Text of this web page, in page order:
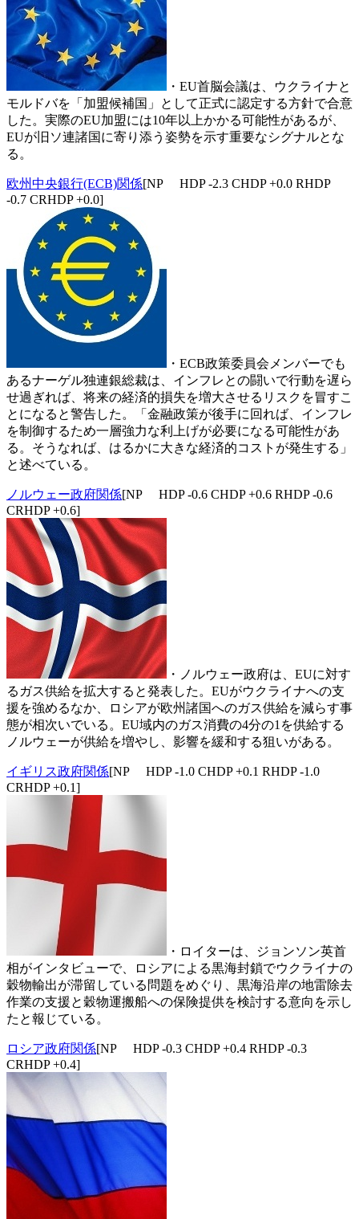
・EU首脳会議は、ウクライナと
モルドバを「加盟候補国」として正式に認定する方針で合意
した。実際のEU加盟には10年以上かかる可能性があるが、
EUが旧ソ連諸国に寄り添う姿勢を示す重要なシグナルとな
る。
欧州中央銀行(ECB)関係[NP HDP -2.3 CHDP +0.0 RHDP
-0.7 CRHDP +0.0]
・ECB政策委員会メンバーでも
あるナーゲル独連銀総裁は、インフレとの闘いで行動を遅ら
せ過ぎれば、将来の経済的損失を増大させるリスクを冒すこ
とになると警告した。「金融政策が後手に回れば、インフレ
を制御するため一層強力な利上げが必要になる可能性があ
る。そうなれば、はるかに大きな経済的コストが発生する」
と述べている。
ノルウェー政府関係[NP HDP -0.6 CHDP +0.6 RHDP -0.6
CRHDP +0.6]
・ノルウェー政府は、EUに対す
るガス供給を拡大すると発表した。EUがウクライナへの支
援を強めるなか、ロシアが欧州諸国へのガス供給を減らす事
態が相次いでいる。EU域内のガス消費の4分の1を供給する
ノルウェーが供給を増やし、影響を緩和する狙いがある。
イギリス政府関係[NP HDP -1.0 CHDP +0.1 RHDP -1.0
CRHDP +0.1]
・ロイターは、ジョンソン英首
相がインタビューで、ロシアによる黒海封鎖でウクライナの
穀物輸出が滞留している問題をめぐり、黒海沿岸の地雷除去
作業の支援と穀物運搬船への保険提供を検討する意向を示し
たと報じている。
ロシア政府関係[NP HDP -0.3 CHDP +0.4 RHDP -0.3
CRHDP +0.4]